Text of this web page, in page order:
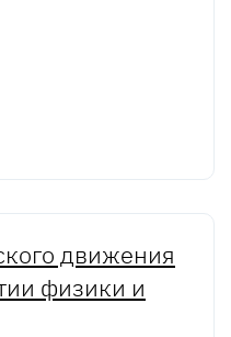
движения
физики и